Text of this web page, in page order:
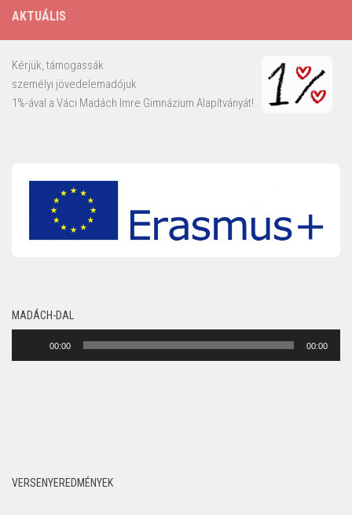
AKTUÁLIS
Kérjük, támogassák
személyi jövedelemadójuk
1%-ával a Váci Madách Imre Gimnázium Alapítványát!
MADÁCH-DAL
00:00 00:00
VERSENYEREDMÉNYEK